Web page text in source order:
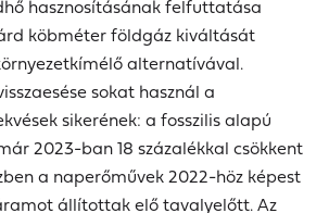
hasznosításának felfuttatása
köbméter földgáz kiváltását
alternatívával.
sokat használ a
sikerének: a fosszilis alapú
2023-ban 18 százalékkal csökkent
a naperőművek 2022-höz képest
állítottak elő tavalyelőtt. Az